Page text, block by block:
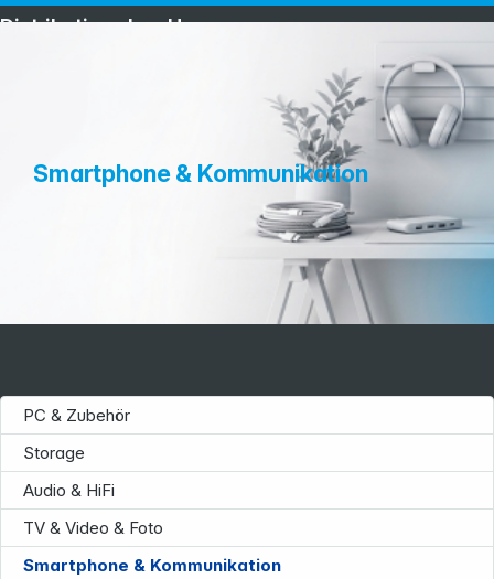
Smartphone & Kommunikation
PC & Zubehör
Storage
Audio & HiFi
TV & Video & Foto
Smartphone & Kommunikation
Distribution ohne Umwege